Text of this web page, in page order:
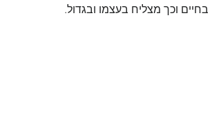
בחיים וכך מצליח בעצמו ובגדול.